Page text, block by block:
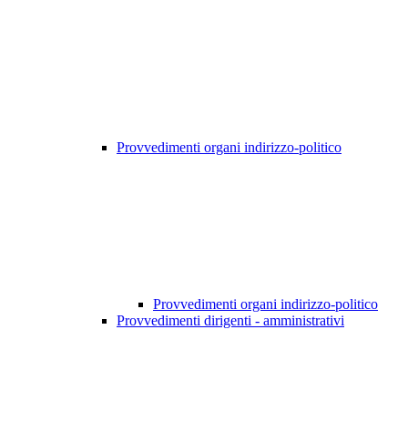
Provvedimenti organi indirizzo-politico
Provvedimenti organi indirizzo-politico
Provvedimenti dirigenti - amministrativi